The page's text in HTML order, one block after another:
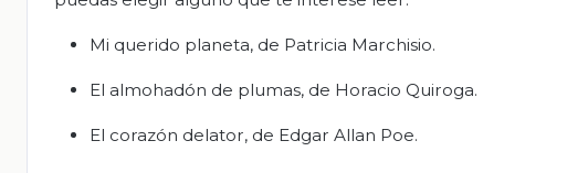
Mi querido planeta, de Patricia Marchisio.
El almohadón de plumas, de Horacio Quiroga.
El corazón delator, de Edgar Allan Poe.